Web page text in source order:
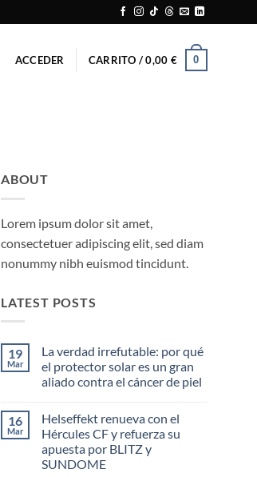
ACCEDER CARRITO /0,00 € 0
ABOUT
Lorem ipsum dolor sit amet,
consectetuer adipiscing elit, sed diam
nonummy nibh euismod tincidunt.
LATEST POSTS
19
Mar
La verdad irrefutable: por qué
el protector solar es un gran
aliado contra el cáncer de piel
comentarios
en
La
verdad
irrefutable:
por
16
Mar
Helseffekt renueva con el
Hércules CF y refuerza su
apuesta por BLITZ y
SUNDOME